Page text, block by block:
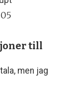
till
men jag